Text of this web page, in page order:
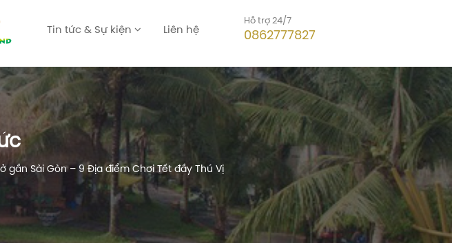
Tin tức & Sự kiện Liên hệ
Hỗ trợ 24/7
0862777827
gần Sài Gòn – 9 Địa điểm Chơi Tết đầy Thú Vị